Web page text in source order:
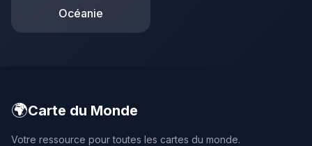
Océanie
🌍Carte du Monde
Votre ressource pour toutes les cartes du monde.